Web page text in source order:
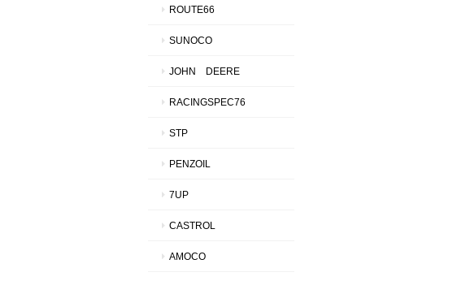
ROUTE66
SUNOCO
JOHN DEERE
RACINGSPEC76
STP
PENZOIL
7UP
CASTROL
AMOCO